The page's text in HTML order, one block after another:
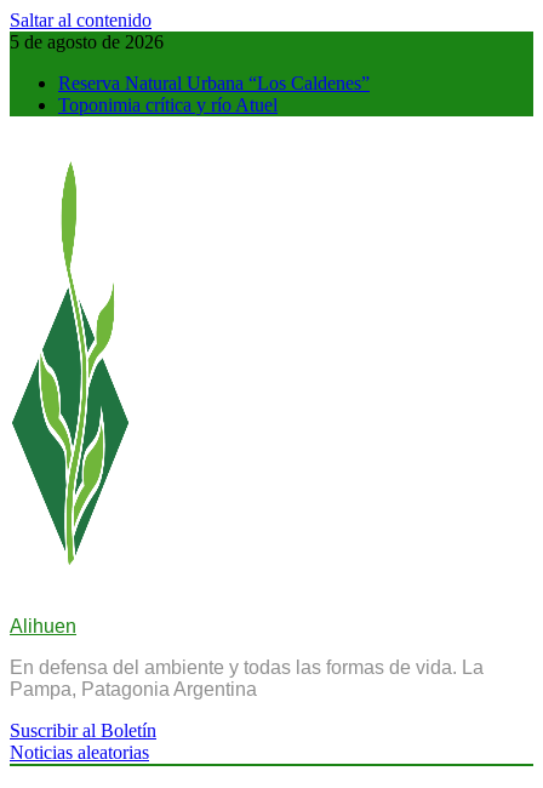
Saltar al contenido
5 de agosto de 2026
Reserva Natural Urbana “Los Caldenes”
Toponimia crítica y río Atuel
Alihuen
En defensa del ambiente y todas las formas de vida. La
Pampa, Patagonia Argentina
Suscribir al Boletín
Noticias aleatorias